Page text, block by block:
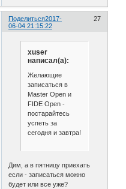
Поделиться 27
2017-
06-04 21:15:22
xuser
написал(а):
Желающие
записаться в
Master Open и
FIDE Open -
постарайтесь
успеть за
сегодня и завтра!
Дим, а в пятницу приехать
если - записаться можно
будет или все уже?